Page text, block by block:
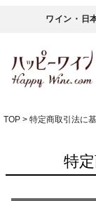
ワイン・日
TOP 特定商取引法に
特